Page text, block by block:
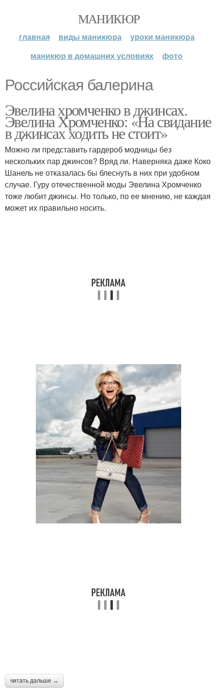
МАНИКЮР
главная виды маникюра
уроки маникюра
маникюр в домашних условиях
фото
Российская балерина
Эвелина хромченко в джинсах.
Эвелина Хромченко: «На свидание
в джинсах ходить не стоит»
Можно ли представить гардероб модницы без
нескольких пар джинсов? Вряд ли. Наверняка даже Коко
Шанель не отказалась бы блеснуть в них при удобном
случае. Гуру отечественной моды Эвелина Хромченко
тоже любит джинсы. Но только, по ее мнению, не каждая
может их правильно носить.
читать дальше →